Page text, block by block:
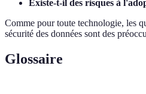
Existe-t-il des risques à
Comme pour toute technologie, les
sécurité des données sont des
Glossaire